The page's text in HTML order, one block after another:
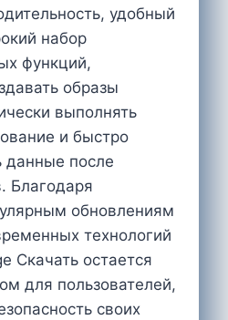
удобный
набор
функций,
образы
выполнять
и быстро
данные после
Благодаря
обновлениям
технологий
Скачать остается
для пользователей,
своих